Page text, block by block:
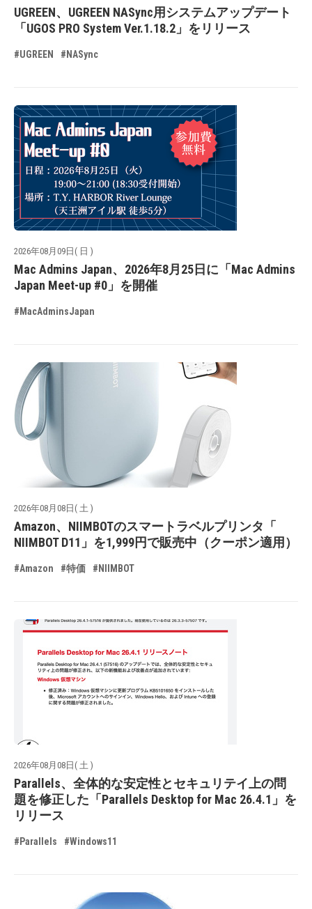
UGREEN、UGREEN NASync用システムアップデート
「UGOS PRO System Ver.1.18.2」をリリース
#UGREEN #NASync
2026年08月09日( 日 )
Mac Admins Japan、2026年8月25日に「Mac Admins
Japan Meet-up #0」を開催
#MacAdminsJapan
2026年08月08日( 土 )
Amazon、NIIMBOTのスマートラベルプリンタ「
NIIMBOT D11」を1,999円で販売中（クーポン適用）
#Amazon #特価 #NIIMBOT
2026年08月08日( 土 )
Parallels、全体的な安定性とセキュリテイ上の問
題を修正した「Parallels Desktop for Mac 26.4.1」を
リリース
#Parallels #Windows11